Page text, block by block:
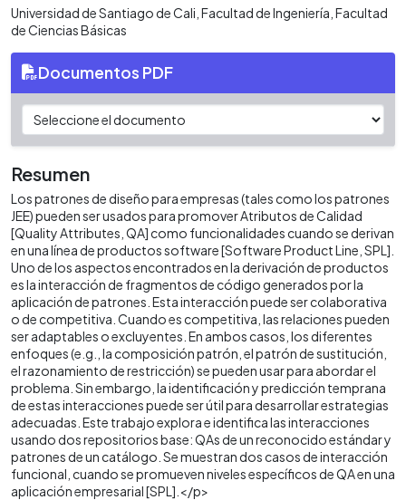
Universidad de Santiago de Cali, Facultad de Ingeniería, Facultad
de Ciencias Básicas
Documentos PDF
Resumen
Los patrones de diseño para empresas (tales como los patrones
JEE) pueden ser usados para promover Atributos de Calidad
[Quality Attributes, QA] como funcionalidades cuando se derivan
en una línea de productos software [Software Product Line, SPL].
Uno de los aspectos encontrados en la derivación de productos
es la interacción de fragmentos de código generados por la
aplicación de patrones. Esta interacción puede ser colaborativa
o de competitiva. Cuando es competitiva, las relaciones pueden
ser adaptables o excluyentes. En ambos casos, los diferentes
enfoques (e.g., la composición patrón, el patrón de sustitución,
el razonamiento de restricción) se pueden usar para abordar el
problema. Sin embargo, la identificación y predicción temprana
de estas interacciones puede ser útil para desarrollar estrategias
adecuadas. Este trabajo explora e identifica las interacciones
usando dos repositorios base: QAs de un reconocido estándar y
patrones de un catálogo. Se muestran dos casos de interacción
funcional, cuando se promueven niveles específicos de QA en una
aplicación empresarial [SPL].</p>